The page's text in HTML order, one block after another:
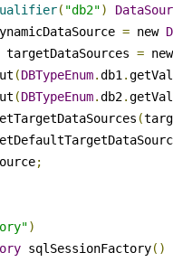
( "db2")
= new
targetDataSources = new
(DBTypeEnum.db1 .
(DBTypeEnum.db2.
(
;
)
sqlSessionFactory()